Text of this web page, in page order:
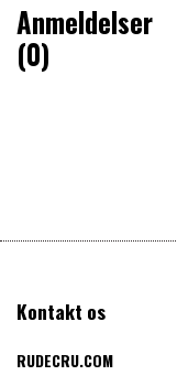
Anmeldelser
(0)
Kontakt os
RUDECRU.COM